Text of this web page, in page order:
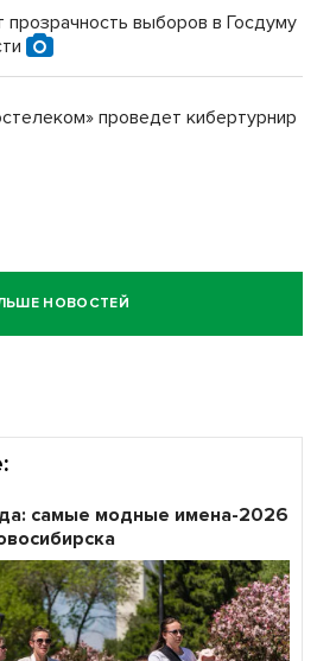
прозрачность выборов в Госдуму
проведет кибертурнир
НОВОСТЕЙ
самые модные имена-2026